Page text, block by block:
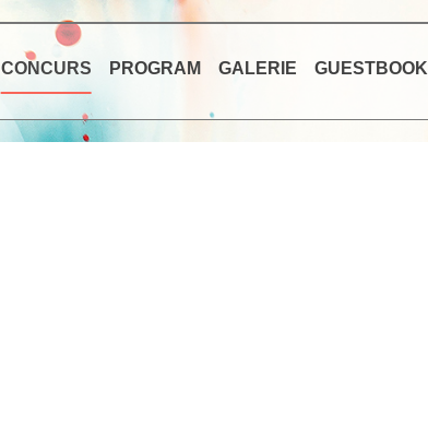
CONCURS PROGRAM GALERIE GUESTBOOK